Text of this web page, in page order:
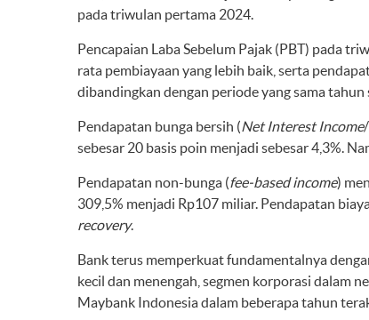
pada triwulan pertama 2024.
Pencapaian Laba Sebelum Pajak (PBT) pada
rata pembiayaan yang lebih baik, serta
dibandingkan dengan periode yang sama
Pendapatan bunga bersih (Net Interest Income
sebesar 20 basis poin menjadi sebesar 4,3%.
Pendapatan non-bunga (fee-based income)
309,5% menjadi Rp107 miliar. Pendapatan
recovery.
Bank terus memperkuat fundamentalnya
kecil dan menengah, segmen korporasi dalam
Maybank Indonesia dalam beberapa tahun